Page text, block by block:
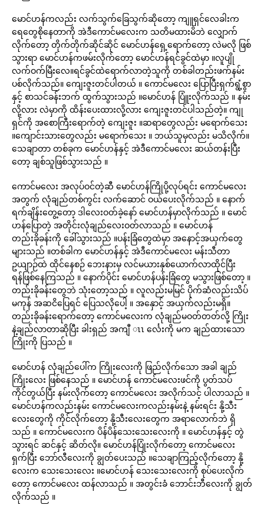
မောင်ဟန်ကလည်း လက်သွက်ခြေသွက်ဆိုတော့ ကျူရှင်လေခါးက
ရေတွေစိုနေတာကို အဲဒီကောင်မလေးက သတိမထားမိဘဲ လျှောက်
လိုက်တော့ တိုက်တိုက်ဆိုင်ဆိုင် မောင်ဟန်ရှေ့ရောက်တော့ လဲမလို ဖြစ်
သွားရာ မောင်ဟန်ကဖမ်းလိုက်တော့ မောင်ဟန်ရင်ခွင်ထဲမှာ ။လူပျို
လက်ဝက်မြီးလေ။ရင်ခွင်ထဲရောက်လာတဲ့သူကို တစ်ခါတည်းဖက်နမ်း
ပစ်လိုက်သည်။ ကျေးဇူးတင်ပါတယ် ။ ကောင်မလေး ပြောပြီးရှက်ရွံ့စွာ
နှင့် စာသင်ခန်းဘက် ထွက်သွားသည် ။မောင်ဟန် ပြူံးလိုက်သည် ။ နမ်း
လို့လား လဲမှာကို ထိန်းပေးထားလို့လား ကျေးဇူးတင်ပါသည်တဲ့။ ကျု
ရှင်ကို အစောကြီးရောက်တဲ့ ကျေးဇူး ။ဆရာတွေလည်း မရောက်သေး
။ကျောင်းသားတွေလည်း မရောက်သေး ။ ဘယ်သူမှလည်း မသိလိုက်။
သေချာတာ တစ်ခုက မောင်ဟန်နှင့် အဲဒီကောင်မလေး ဆယ်တန်းပြီး
တော့ ချစ်သူဖြစ်သွားသည် ။
ကောင်မလေး အလုပ်ဝင်တဲ့ဆီ မောင်ဟန်ကြိုပို့လုပ်ရင်း ကောင်မလေး
အတွက် လုံချည်တစ်ကွင်း လက်ဆောင် ဝယ်ပေးလိုက်သည် ။ နောက်
ရက်ချိန်းတွေ့တော့ ဒါလေးဝတ်ခဲ့နော် မောင်ဟန်မှာလိုက်သည် ။ မောင်
ဟန်ပြောတဲ့ အတိုင်းလုံချည်လေးဝတ်လာသည် ။ မောင်ဟန်
တည်းခိုခန်းကို ခေါ်သွားသည် ။ပန်းခြံတွေထဲမှာ အနောင့်အယှက်တွေ
များသည် ။တစ်ခါက မောင်ဟန်နှင့် အဲဒီကောင်မလေး မန်းသီတာ
ဥယျာဉ်ထဲ ထိုင်နေစဉ် ဘေးနားမှ လင်မယားနှစ်ယောက်လာထိုင်ပြီး
ရန်ဖြစ်နေကြသည် ။ နောက်ပိုင်း မောင်ဟန်ပန်းခြံတွေ မသွားဖြစ်တော့ ။
တည်းခိုခန်းတွေဘဲ သုံးတော့သည် ။ လူလည်းမမြင် ပိုက်ဆံလည်းသိပ်
မကုန် အဆငိပြေရင် ပြေသလိုပေါ့ ။ အနှောင့် အယှက်လည်းမရှိ။
တည်းခိုခန်းရောက်တော့ ကောင်မလေးက လုံချည်မဝတ်တတ်လို့ ကြိုး
နဲ့ချည်လာတာဆိုပြီး ခါးရှည် အကျီ ၤၤ င်္လေးကို မက ချည်ထားသော
ကြိုးကို ပြသည် ။
မောင်ဟန် လုံချည်ပေါ်က ကြိုးလေးကို ဖြည်လိုက်သော အခါ ချည်
ကြိုးလေး ဖြစ်နေသည် ။ မောင်ဟန် ကောင်မလေးဖင်ကို ပွတ်သပ်
ကိုင်တွယ်ပြီး နမ်းလိုက်တော့ ကောင်မလေး အလိုက်သင့် ပါလာသည် ။
မောင်ဟန်ကလည်းနမ်း ကောင်မလေးကလည်းနမ်းနဲ့ နမ်းရင်း နို့သီး
လေးတွေကို ကိုင်လိုက်တော့ နို့သီးလေးတွေက အရာလောက်ဘဲ ရှိ
သည် ။ ကောင်မလေးက ပိန်ပိန်သေးသေးလေးကို ။ မောင်ဟန်နှင့် တွဲ
သွားရင် ဆင်နှင့် ဆိတ်လို။ မောင်ဟန်ပြုံးလိုက်တော့ ကောင်မလေး
ရှက်ပြီး ဘော်လီလေးကို ချွတ်ပေးသည် ။သေချာကြည့်လိုက်တော့ နို့
လေးက သေးသေးလေး ။မောင်ဟန် သေးသေးလေးကို စုပ်ပေးလိုက်
တော့ ကောင်မလေး ထန်လာသည် ။ အတွင်းခံ ဘောင်းဘီလေးကို ချွတ်
လိုက်သည် ။